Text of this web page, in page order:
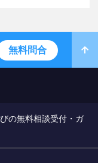
無料問合
の無料相談受付・ガ